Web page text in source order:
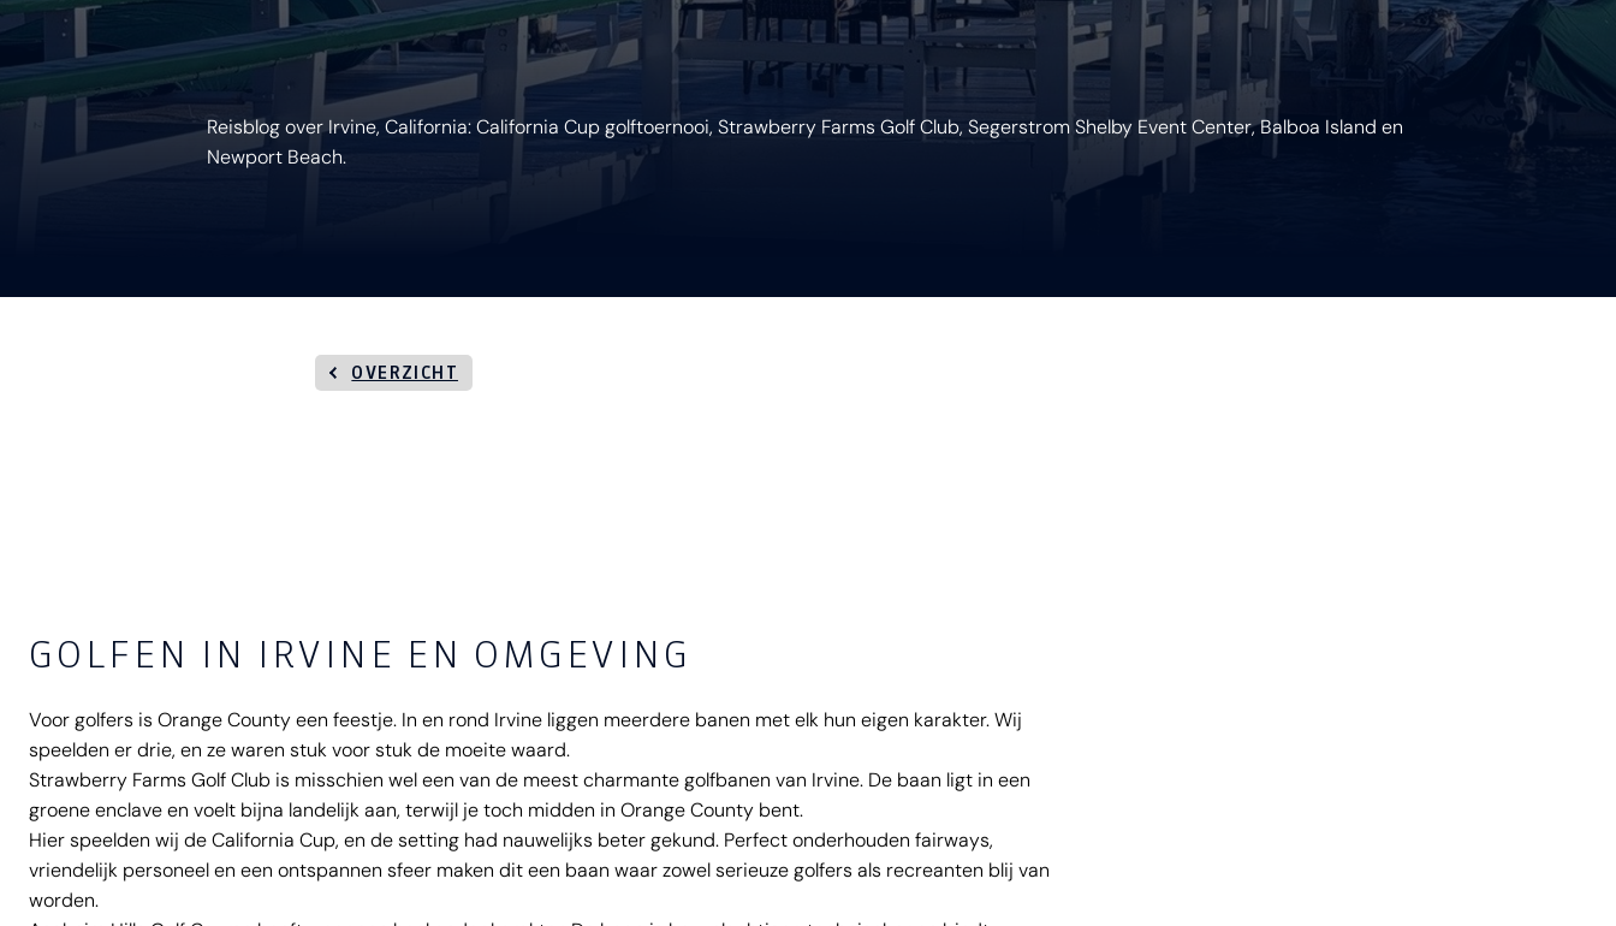
Reisblog over Irvine, California: California Cup golftoernooi, Strawberry Farms Golf Club, Segerstrom Shelby Event Center, Balboa Island en
Newport Beach.
OVERZICHT
GOLFEN IN IRVINE EN OMGEVING
Voor golfers is Orange County een feestje. In en rond Irvine liggen meerdere banen met elk hun eigen karakter. Wij
speelden er drie, en ze waren stuk voor stuk de moeite waard.
Strawberry Farms Golf Club is misschien wel een van de meest charmante golfbanen van Irvine. De baan ligt in een
groene enclave en voelt bijna landelijk aan, terwijl je toch midden in Orange County bent.
Hier speelden wij de California Cup, en de setting had nauwelijks beter gekund. Perfect onderhouden fairways,
vriendelijk personeel en een ontspannen sfeer maken dit een baan waar zowel serieuze golfers als recreanten blij van
worden.